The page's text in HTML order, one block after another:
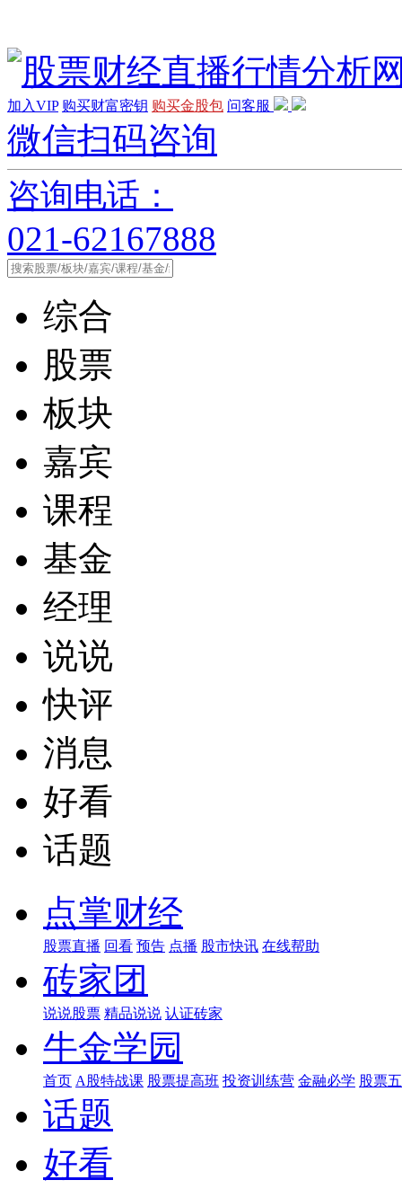
加入VIP 购买财富密钥 购买金股包 问客服
微信扫码咨询
咨询电话：
021-62167888
综合
股票
板块
嘉宾
课程
基金
经理
说说
快评
消息
好看
话题
点掌财经
股票直播 回看 预告 点播 股市快讯 在线帮助
砖家团
说说股票 精品说说 认证砖家
牛金学园
首页 A股特战课 股票提高班 投资训练营 金融必学 股票
话题
好看